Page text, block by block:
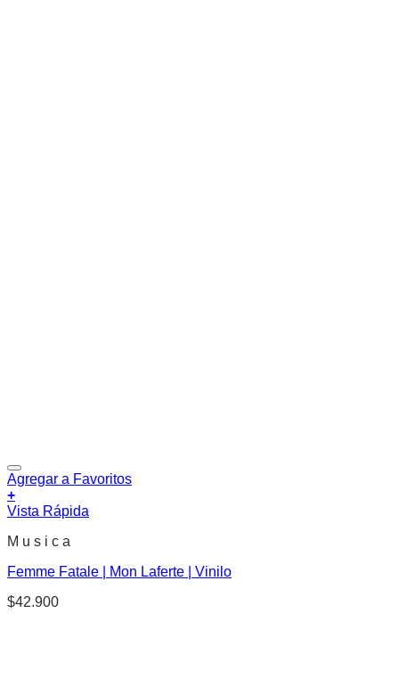
Agregar a Favoritos
+
Vista Rápida
M u s i c a
Femme Fatale | Mon Laferte | Vinilo
$42.900